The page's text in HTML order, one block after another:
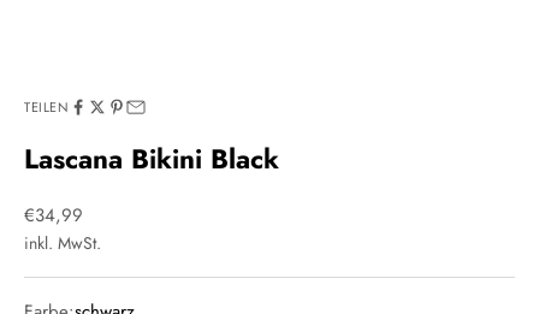
TEILEN
Lascana Bikini Black
Angebot
€34,99
inkl. MwSt.